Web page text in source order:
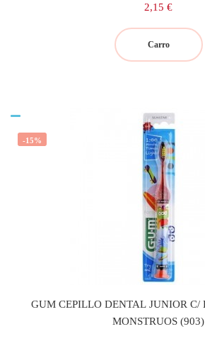
Precio
2,15 €
Carro
-15%
GUM CEPILLO DENTAL JUNIOR C/ LUZ Y VENTOSA
MONSTRUOS (903)